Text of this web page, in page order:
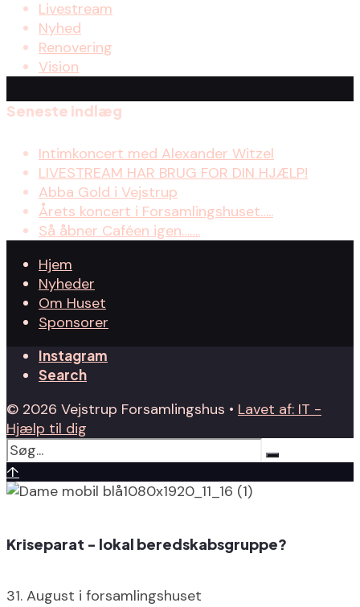
Livestream
Nyhed
Renovering
Vision
Seneste indlæg
Intimkoncert med Alexander Witzel
LIVESTREAM HAR BRUG FOR DIN HJÆLP!
Abba Gold i Vejstrup
Årets koncert i Forsamlingshuset…..
Så åbner Caféen igen…….
Hjem
Nyheder
Om Huset
Sponsorer
Instagram
Search
© 2026 Vejstrup Forsamlingshus • Lavet af: IT -
Hjælp til dig
↑
Kriseparat - lokal beredskabsgruppe?
31. August i forsamlingshuset